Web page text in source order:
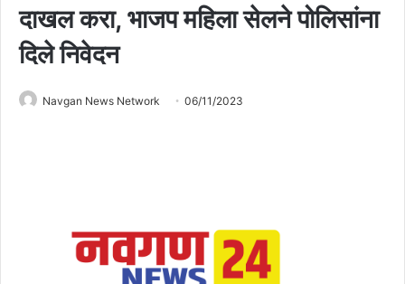
दाखल करा, भाजप महिला सेलने पोलिसांना
दिले निवेदन
Navgan News Network 06/11/2023